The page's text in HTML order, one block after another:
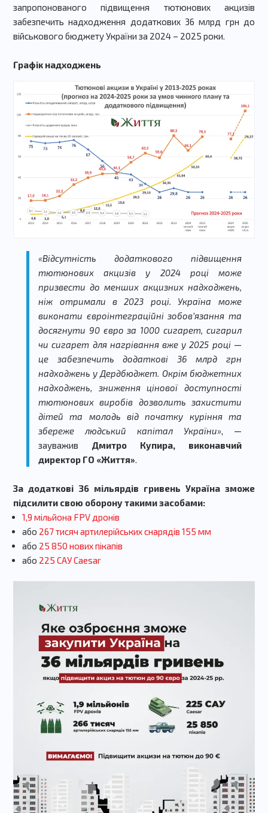
запропонованого підвищення тютюнових акцизів
забезпечить надходження додаткових 36 млрд грн до
військового бюджету України за 2024 – 2025 роки.
Графік надходжень
«Відсутність додаткового підвищення
тютюнових акцизів у 2024 році може
призвести до менших акцизних надходжень,
ніж отримали в 2023 році. Україна може
виконати євроінтеграційні зобовʼязання та
досягнути 90 євро за 1000 сигарет, сигарил
чи сигарет для нагрівання вже у 2025 році —
це забезпечить додаткові 36 млрд грн
надходжень у Дердбюджет. Окрім бюджетних
надходжень, зниження цінової доступності
тютюнових виробів дозволить захистити
дітей та молодь від початку куріння та
збереже людський капітал України», —
зауважив Дмитро Купира, виконавчий
директор ГО «Життя».
За додаткові 36 мільярдів гривень Україна зможе
підсилити свою оборону такими засобами:
1,9 мільйона FPV дронів
або 267 тисяч артилерійських снарядів 155 мм
або 25 850 нових пікапів
або 225 САУCaesar